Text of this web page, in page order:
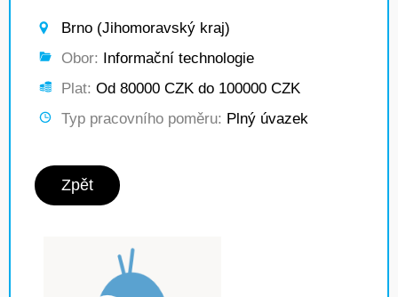
Brno (Jihomoravský kraj)
Obor: Informační technologie
Plat: Od 80000 CZK do 100000 CZK
Typ pracovního poměru: Plný úvazek
Zpět